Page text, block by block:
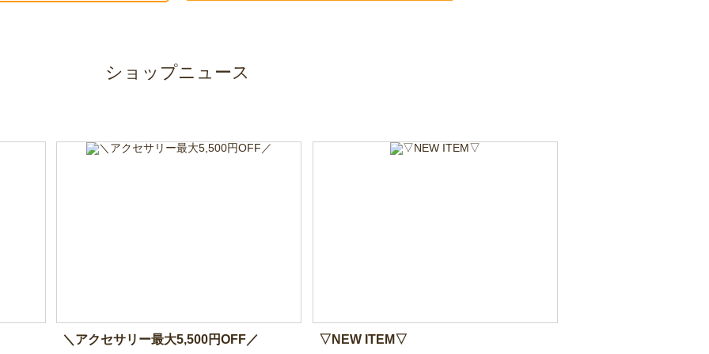
ショップニュース
＼アクセサリー最大5,500円OFF／ ▽NEW ITEM▽